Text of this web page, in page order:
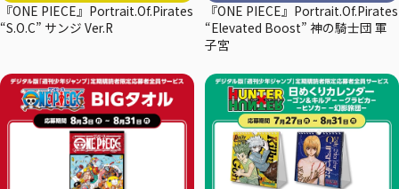
『ONE PIECE』Portrait.Of.Pirates
“S.O.C” サンジ Ver.R
『ONE PIECE』Portrait.Of.Pirates
“Elevated Boost” 神の騎士団 軍
子宮